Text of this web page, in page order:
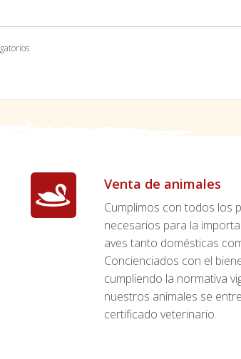
Venta de animales
Cumplimos con todos los
necesarios para la
aves tanto domésticas
Concienciados con el
cumpliendo la normativa
nuestros animales se
certificado veterinario.